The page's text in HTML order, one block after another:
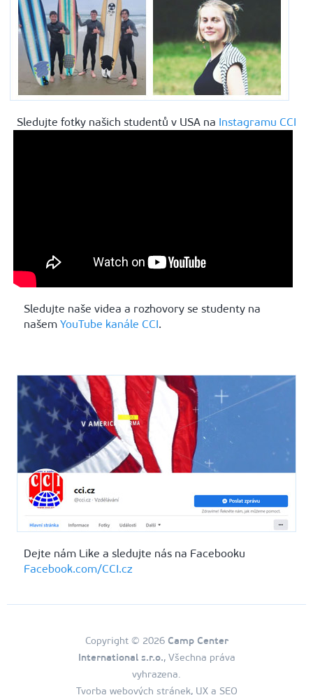
Sledujte fotky našich studentů v USA na Instagramu CCI
Sledujte naše videa a rozhovory se studenty na
našem YouTube kanále CCI.
Dejte nám Like a sledujte nás na Facebooku
Facebook.com/CCI.cz
Copyright © 2026 Camp Center
International s.r.o., Všechna práva
vyhrazena.
Tvorba webových stránek, UX a SEO